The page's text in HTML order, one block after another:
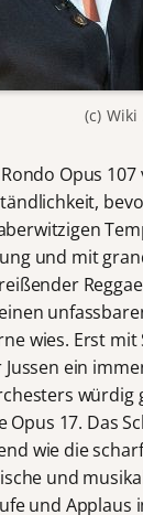
(c)
Opus
und mit
wies. Erst
ein
würdig
Opus 17. Das
wie die
und
und